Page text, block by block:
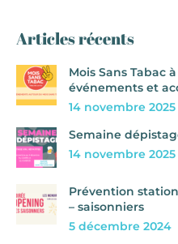
Articles récents
Mois Sans Tabac
événements et
14 novembre 2025
Semaine
14 novembre 2025
Prévention
– saisonniers
5 décembre 2024